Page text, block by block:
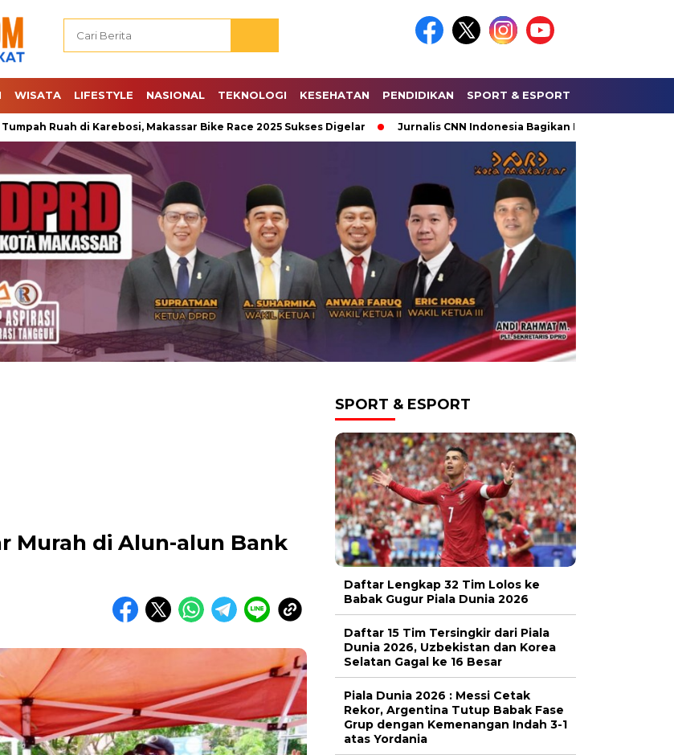
WISATA LIFESTYLE NASIONAL TEKNOLOGI KESEHATAN PENDIDIKAN SPORT & ESPORT
di Karebosi, Makassar Bike Race 2025 Sukses Digelar Jurnalis CNN Indonesia Bagikan Keseruan Saat Liputan
Murah di Alun-alun Bank
SPORT & ESPORT
Daftar Lengkap 32 Tim Lolos ke
Babak Gugur Piala Dunia 2026
Daftar 15 Tim Tersingkir dari Piala
Dunia 2026, Uzbekistan dan Korea
Selatan Gagal ke 16 Besar
Piala Dunia 2026 : Messi Cetak
Rekor, Argentina Tutup Babak Fase
Grup dengan Kemenangan Indah 3-1
atas Yordania